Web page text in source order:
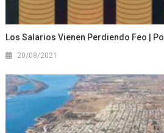
Los Salarios Vienen Perdiendo Feo |
20/08/2021